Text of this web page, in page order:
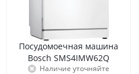
Посудомоечная машина
Bosch SMS4IMW62Q
Наличие уточняйте